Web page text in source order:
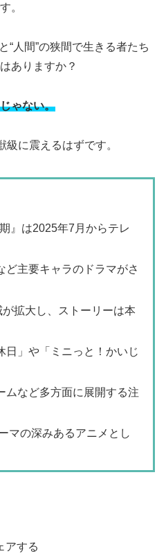
。
“人間”の狭間で生きる者たち
ありますか？
ゃない。
級に震えるはずです。
』は2025年7月からテレ
ど主要キャラのドラマがさ
拡大し、ストーリーは本
日」や「ミニっと！かいじ
ムなど多方面に展開する注
マの深みあるアニメとし
アする